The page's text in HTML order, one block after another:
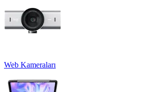
Web Kameraları